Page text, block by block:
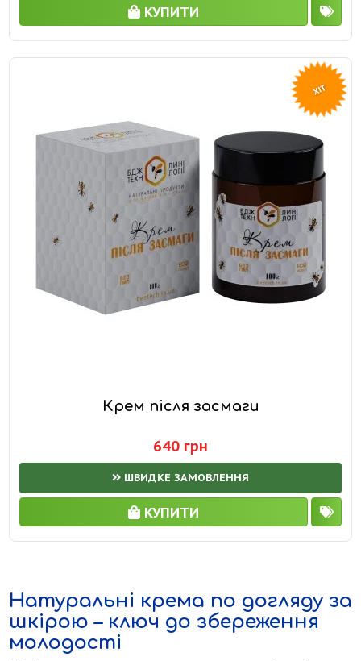
КУПИТИ
Крем після засмаги
ХІТ
640 грн
ШВИДКЕ ЗАМОВЛЕННЯ
КУПИТИ
Натуральні крема по догляду за
шкірою – ключ до збереження
молодості